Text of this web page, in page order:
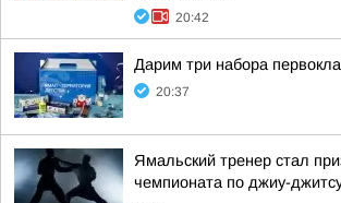
20:42
Дарим три набора
20:37
Ямальский тренер стал
чемпионата по джиу-